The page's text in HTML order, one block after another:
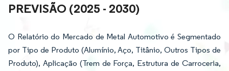
PREVISÃO (2025 - 2030)
O Relatório do Mercado de Metal Automotivo é Segmentado
por Tipo de Produto (Alumínio, Aço, Titânio, Outros Tipos de
Produto), Aplicação (Trem de Força, Estrutura de Carroceria,